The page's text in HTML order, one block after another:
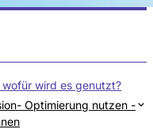
wird es genutzt?
Optimierung nutzen -